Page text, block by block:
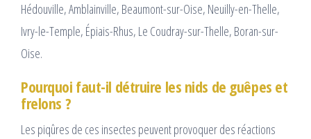
Hédouville, Amblainville, Beaumont-sur-Oise, Neuilly-en-Thelle,
Ivry-le-Temple, Épiais-Rhus, Le Coudray-sur-Thelle, Boran-sur-
Oise.
Pourquoi faut-il détruire les nids de guêpes et
frelons ?
Les piqûres de ces insectes peuvent provoquer des réactions